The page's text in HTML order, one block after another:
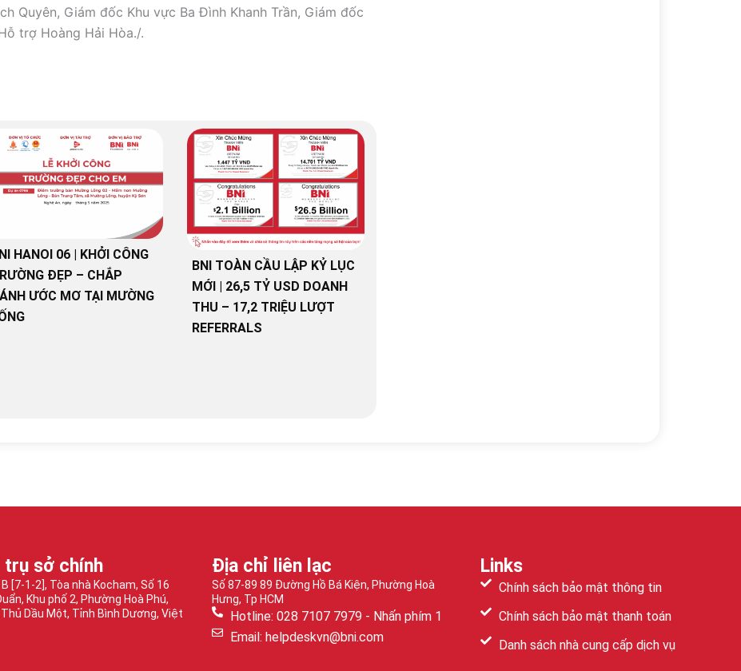
Quyên, Giám đốc Khu vực Ba Đình Khanh Trần, Giám đốc
trợ Hoàng Hải Hòa./.
HANOI 06 | KHỞI CÔNG
ĐẸP – CHẮP
ƯỚC MƠ TẠI MƯỜNG
BNI TOÀN CẦU LẬP KỶ LỤC
MỚI | 26,5 TỶ USD DOANH
THU – 17,2 TRIỆU LƯỢT
REFERRALS
sở chính
[7-1-2], Tòa nhà Kocham, Số 16
Khu phố 2, Phường Hoà Phú,
Dầu Một, Tỉnh Bình Dương, Việt
Địa chỉ liên lạc
Số 87-89 89 Đường Hồ Bá Kiện, Phường Hoà
Hưng, Tp HCM
Hotline: 028 7107 7979 - Nhấn phím 1
Email: helpdeskvn@bni.com
Links
Chính sách bảo mật thông tin
Chính sách bảo mật thanh toán
Danh sách nhà cung cấp dịch vụ